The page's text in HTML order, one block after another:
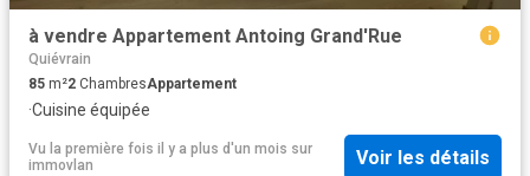
à vendre Appartement Antoing Grand'Rue
Quiévrain
85 m²2 ChambresAppartement
·Cuisine équipée
Vu la première fois il y a plus d'un mois sur
immovlan
Voir les détails